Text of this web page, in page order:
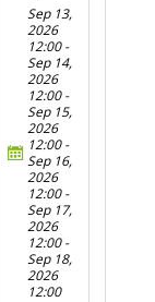
Sep 13,
2026
12:00-
Sep 14,
2026
12:00-
Sep 15,
2026
12:00-
Sep 16,
2026
12:00-
Sep 17,
2026
12:00-
Sep 18,
2026
12:00